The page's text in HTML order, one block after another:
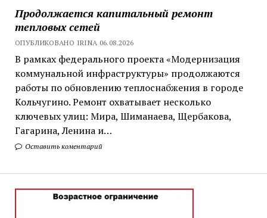
Продолжается капитальный ремонт
тепловых сетей
ОПУБЛИКОВАНО IRINA 06.08.2026
В рамках федерального проекта «Модернизация
коммунальной инфраструктуры» продолжаются
работы по обновлению теплоснабжения в городе
Кольчугино. Ремонт охватывает несколько
ключевых улиц: Мира, Шиманаева, Щербакова,
Гагарина, Ленина и…
Оставить коментарий